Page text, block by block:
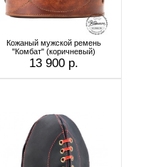
Кожаный мужской ремень
"Комбат" (коричневый)
13 900 р.